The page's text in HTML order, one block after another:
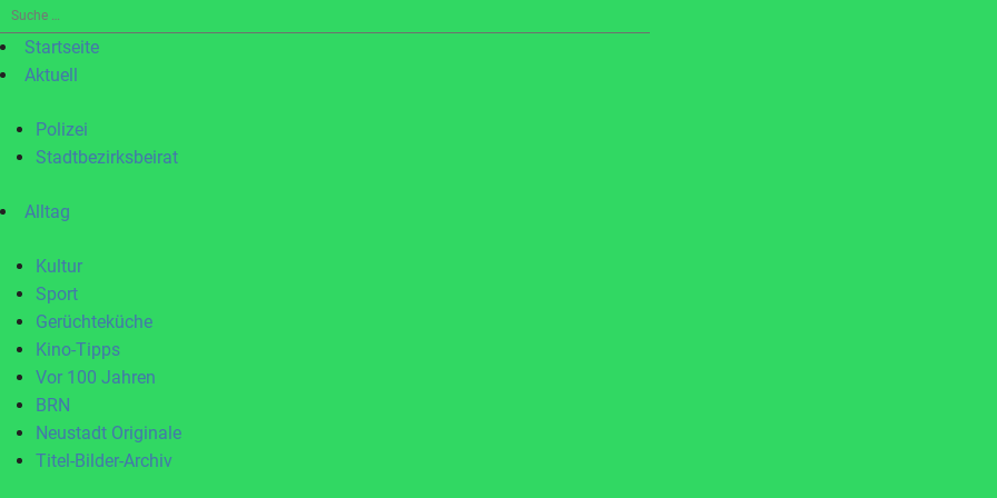
Suche
nach:Startseite
Aktuell
Polizei
Stadtbezirksbeirat
Alltag
Kultur
Sport
Gerüchteküche
Kino-Tipps
Vor 100 Jahren
BRN
Neustadt Originale
Titel-Bilder-Archiv